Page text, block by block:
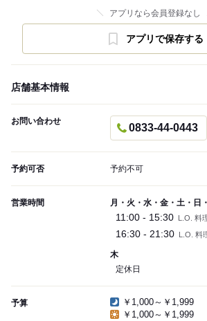
アプリなら会員登録なし
アプリで保存する
店舗基本情報
お問い合わせ
0833-44-0443
予約可否 予約不可
営業時間 月・火・水・金・土・日
11:00 - 15:30 L.O. 料
16:30 - 21:30 L.O. 料
木
定休日
予算
￥1,000～￥1,999
￥1,000～￥1,999